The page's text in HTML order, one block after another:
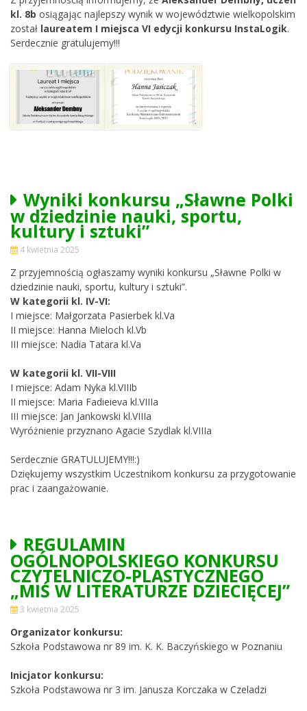
kl. 8b osiągając najlepszy wynik w województwie wielkopolskim
został laureatem I miejsca VI edycji konkursu InstaLogik.
Serdecznie gratulujemy!!!
Wyniki konkursu „Sławne Polki
w dziedzinie nauki, sportu,
kultury i sztuki”
4 kwietnia 2025
Z przyjemnością ogłaszamy wyniki konkursu „Sławne Polki w
dziedzinie nauki, sportu, kultury i sztuki”.
W kategorii kl. IV-VI:
I miejsce: Małgorzata Pasierbek kl.Va
II miejsce: Hanna Mieloch kl.Vb
III miejsce: Nadia Tatara kl.Va
W kategorii kl. VII-VIII
I miejsce: Adam Nyka kl.VIIIb
II miejsce: Maria Fadieieva kl.VIIIa
III miejsce: Jan Jankowski kl.VIIIa
Wyróżnienie przyznano Agacie Szydlak kl.VIIIa
Serdecznie GRATULUJEMY!!!:)
Dziękujemy wszystkim Uczestnikom konkursu za przygotowanie
prac i zaangażowanie.
REGULAMIN
OGÓLNOPOLSKIEGO KONKURSU
CZYTELNICZO-PLASTYCZNEGO
„MIŚ W LITERATURZE DZIECIĘCEJ”
3 kwietnia 2025
Organizator konkursu:
Szkoła Podstawowa nr 89 im. K. K. Baczyńskiego w Poznaniu
Inicjator konkursu:
Szkoła Podstawowa nr 3 im. Janusza Korczaka w Czeladzi